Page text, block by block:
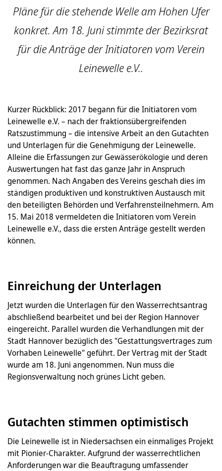
Pläne für die stehende Welle am Hohen Ufer
konkret. Am 18. Juni stimmte der Bezirksrat
für die Anträge der Initiatoren vom Verein
Leinewelle e.V..
Kurzer Rückblick: 2017 begann für die Initiatoren vom
Leinewelle e.V. – nach der fraktionsübergreifenden
Ratszustimmung – die intensive Arbeit an den Gutachten
und Unterlagen für die Genehmigung der Leinewelle.
Alleine die Erfassungen zur Gewässerökologie und deren
Auswertungen hat fast das ganze Jahr in Anspruch
genommen. Nach Angaben des Vereins geschah dies im
ständigen produktiven und konstruktiven Austausch mit
den beteiligten Behörden und Verfahrensteilnehmern. Am
15. Mai 2018 vermeldeten die Initiatoren vom Verein
Leinewelle e.V., dass die ersten Anträge gestellt werden
können.
Einreichung der Unterlagen
Jetzt wurden die Unterlagen für den Wasserrechtsantrag
abschließend bearbeitet und bei der Region Hannover
eingereicht. Parallel wurden die Verhandlungen mit der
Stadt Hannover bezüglich des "Gestattungsvertrages zum
Vorhaben Leinewelle" geführt. Der Vertrag mit der Stadt
wurde am 18. Juni angenommen. Nun muss die
Regionsverwaltung noch grünes Licht geben.
Gutachten stimmen optimistisch
Die Leinewelle ist in Niedersachsen ein einmaliges Projekt
mit Pionier-Charakter. Aufgrund der wasserrechtlichen
Anforderungen war die Beauftragung umfassender